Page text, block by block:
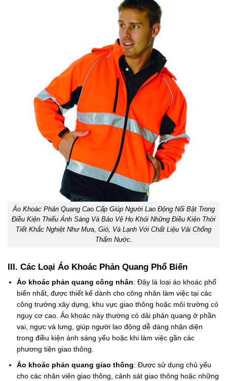
Áo Khoác Phản Quang Cao Cấp Giúp Người Lao Động Nổi Bật Trong
Điều Kiện Thiếu Ánh Sáng Và Bảo Vệ Họ Khỏi Những Điều Kiện Thời
Tiết Khắc Nghiệt Như Mưa, Gió, Và Lạnh Với Chất Liệu Vải Chống
Thấm Nước.
III. Các Loại Áo Khoác Phản Quang Phổ Biến
Áo khoác phản quang công nhân: Đây là loại áo khoác phổ
biến nhất, được thiết kế dành cho công nhân làm việc tại các
công trường xây dựng, khu vực giao thông hoặc môi trường có
nguy cơ cao. Áo khoác này thường có dải phản quang ở phần
vai, ngực và lưng, giúp người lao động dễ dàng nhận diện
trong điều kiện ánh sáng yếu hoặc khi làm việc gần các
phương tiện giao thông.
Áo khoác phản quang giao thông: Được sử dụng chủ yếu
cho các nhân viên giao thông, cảnh sát giao thông hoặc những